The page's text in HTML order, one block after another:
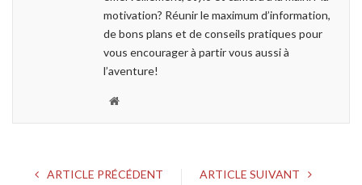
motivation? Réunir le maximum d’information,
de bons plans et de conseils pratiques pour
vous encourager à partir vous aussi à
l’aventure!
W
i
ARTICLE PRÉCÉDENT ARTICLE SUIVANT